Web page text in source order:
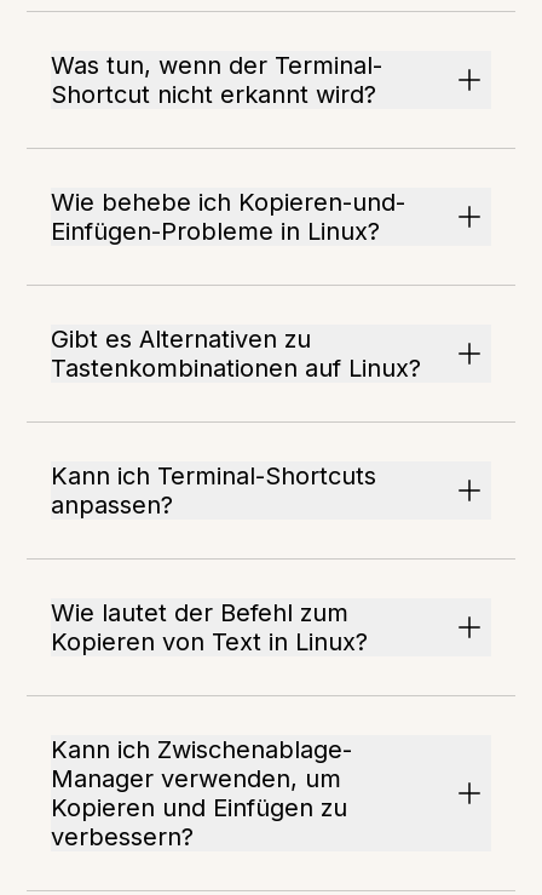
Was tun, wenn der Terminal-
Shortcut nicht erkannt wird?
Wie behebe ich Kopieren-und-
Einfügen-Probleme in Linux?
Gibt es Alternativen zu
Tastenkombinationen auf Linux?
Kann ich Terminal-Shortcuts
anpassen?
Wie lautet der Befehl zum
Kopieren von Text in Linux?
Kann ich Zwischenablage-
Manager verwenden, um
Kopieren und Einfügen zu
verbessern?